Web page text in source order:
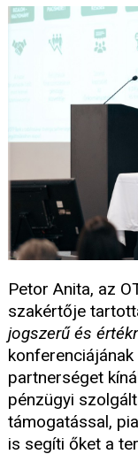
Petor Anita, az
szakértője
jogszerű és
partnerséget
pénzügyi
támogatással,
is segíti őket a